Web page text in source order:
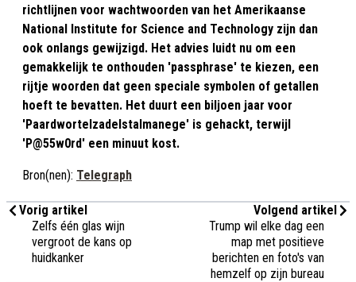
richtlijnen voor wachtwoorden van het Amerikaanse
National Institute for Science and Technology zijn dan
ook onlangs gewijzigd. Het advies luidt nu om een
gemakkelijk te onthouden 'passphrase' te kiezen, een
rijtje woorden dat geen speciale symbolen of getallen
hoeft te bevatten. Het duurt een biljoen jaar voor
'Paardwortelzadelstalmanege' is gehackt, terwijl
'P@55w0rd' een minuut kost.
Bron(nen): Telegraph
Vorig artikel
Zelfs één glas wijn
vergroot de kans op
huidkanker
Volgend artikel
Trump wil elke dag een
map met positieve
berichten en foto's van
hemzelf op zijn bureau